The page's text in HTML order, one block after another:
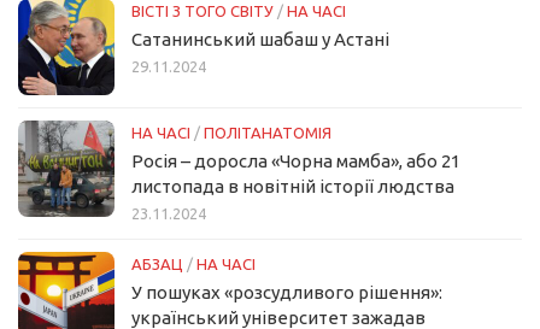
ВІСТІ З ТОГО СВІТУ / НА ЧАСІ
Сатанинський шабаш у Астані
29.11.2024
НА ЧАСІ / ПОЛІТАНАТОМІЯ
Росія – доросла «Чорна мамба», або 21
листопада в новітній історії людства
23.11.2024
АБЗАЦ / НА ЧАСІ
У пошуках «розсудливого рішення»:
український університет зажадав